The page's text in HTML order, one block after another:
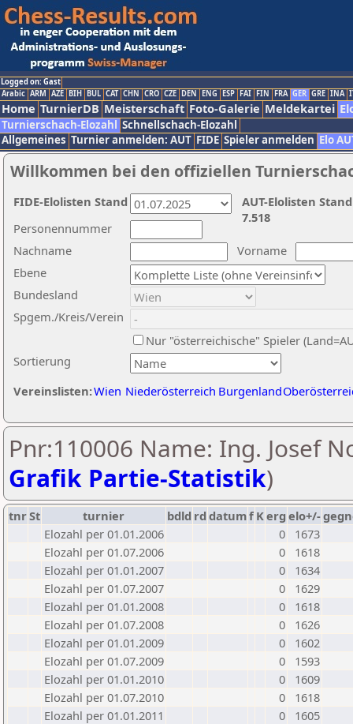
Logged on: Gast
Arabic ARM AZE BIH BUL CAT CHN CRO CZE DEN ENG ESP FAI FIN FRA GER GRE INA
Home TurnierDB Meisterschaft Foto-Galerie Meldekartei
Turnierschach-Elozahl Schnellschach-Elozahl
Allgemeines Turnier anmelden: AUT FIDE Spieler anmelden Elo
Willkommen bei den offiziellen
Nachname
Vorname
Ebene
Sortierung
Personennummer
Bundesland
Spgem./Kreis/Verein
Nur "österreichische" Spieler
Vereinslisten:Wien Niederösterreich Burgenland
AUT-Elolisten
7.518
FIDE-Elolisten Stand
Pnr:110006 Name: Ing. Josef
Grafik Partie-Statistik)
tnrSt turnier bdld rd datumf Kerg elo+/-
Elozahl per 01.01.2006
0
1673
Elozahl per 01.07.2006
0
1618
Elozahl per 01.01.2007
0
1634
Elozahl per 01.07.2007
0
1629
Elozahl per 01.01.2008
0
1618
Elozahl per 01.07.2008
0
1626
Elozahl per 01.01.2009
0
1602
Elozahl per 01.07.2009
0
1593
Elozahl per 01.01.2010
0
1609
Elozahl per 01.07.2010
0
1618
Elozahl per 01.01.2011
0
1605